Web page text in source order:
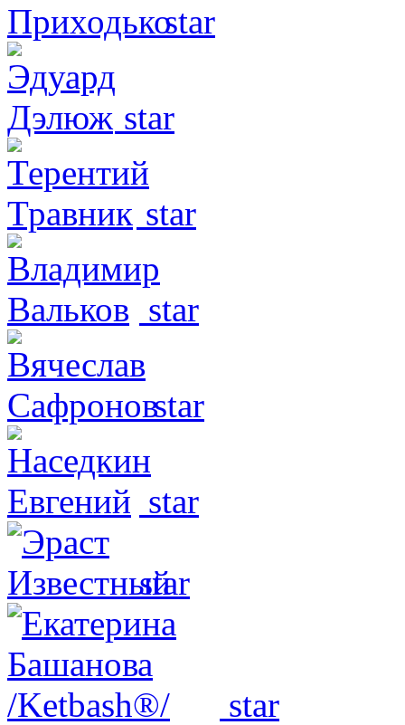
star
star
star
star
star
star
star
star